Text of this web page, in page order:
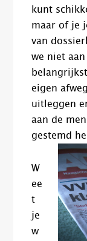
kunt
maar of je
van
we niet
eigen
uitleggen
aan de
gestemd
W
ee
t
je
w